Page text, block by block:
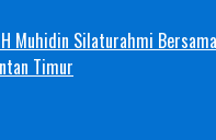
Muhidin Silaturahmi
Timur